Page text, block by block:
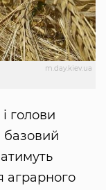
m.day.kiev.ua
голови
базовий
аграрного